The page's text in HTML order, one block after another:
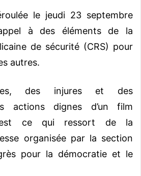
le jeudi 23 septembre
à des éléments de la
de sécurité (CRS) pour
autres.
des injures et des
actions dignes d’un film
ce qui ressort de la
organisée par la section
pour la démocratie et le